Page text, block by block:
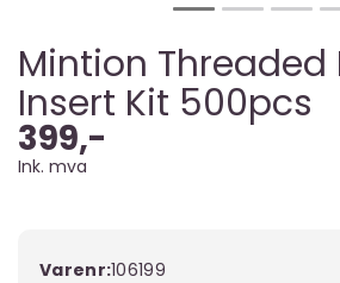
Mintion Threaded
Insert Kit 500pcs
399,-
Ink. mva
Varenr:106199